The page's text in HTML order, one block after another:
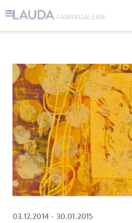
03.12.2014 - 30.01.2015